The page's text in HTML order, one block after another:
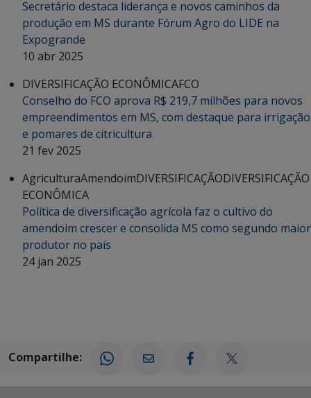
Secretário destaca liderança e novos caminhos da
produção em MS durante Fórum Agro do LIDE na
Expogrande
10 abr 2025
DIVERSIFICAÇÃO ECONÔMICAFCO
Conselho do FCO aprova R$ 219,7 milhões para novos
empreendimentos em MS, com destaque para irrigação
e pomares de citricultura
21 fev 2025
AgriculturaAmendoimDIVERSIFICAÇÃODIVERSIFICAÇÃO
ECONÔMICA
Política de diversificação agrícola faz o cultivo do
amendoim crescer e consolida MS como segundo maior
produtor no país
24 jan 2025
Compartilhe: